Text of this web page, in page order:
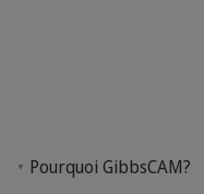
Pourquoi GibbsCAM?